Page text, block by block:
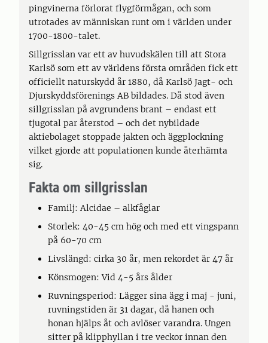
pingvinerna förlorat flygförmågan, och som
utrotades av människan runt om i världen under
1700-1800-talet.
Sillgrisslan var ett av huvudskälen till att Stora
Karlsö som ett av världens första områden fick ett
officiellt naturskydd år 1880, då Karlsö Jagt- och
Djurskyddsförenings AB bildades. Då stod även
sillgrisslan på avgrundens brant – endast ett
tjugotal par återstod – och det nybildade
aktiebolaget stoppade jakten och äggplockning
vilket gjorde att populationen kunde återhämta
sig.
Fakta om sillgrisslan
Familj: Alcidae – alkfåglar
Storlek: 40-45 cm hög och med ett vingspann
på 60-70 cm
Livslängd: cirka 30 år, men rekordet är 47 år
Könsmogen: Vid 4-5 års ålder
Ruvningsperiod: Lägger sina ägg i maj - juni,
ruvningstiden är 31 dagar, då hanen och
honan hjälps åt och avlöser varandra. Ungen
sitter på klipphyllan i tre veckor innan den